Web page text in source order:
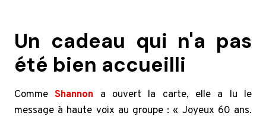
Un cadeau qui n'a pas
été bien accueilli
CommeShannon a ouvert la carte, elle a lu le
message à haute voix au groupe : « Joyeux 60 ans.